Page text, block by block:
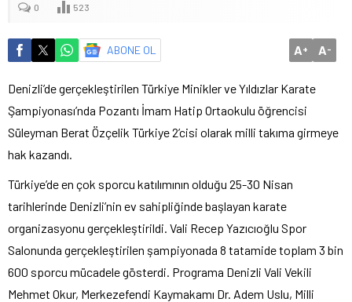
0 523
ABONE OL A+ A-
Denizli’de gerçekleştirilen Türkiye Minikler ve Yıldızlar Karate
Şampiyonası’nda Pozantı İmam Hatip Ortaokulu öğrencisi
Süleyman Berat Özçelik Türkiye 2’cisi olarak milli takıma girmeye
hak kazandı.
Türkiye’de en çok sporcu katılımının olduğu 25-30 Nisan
tarihlerinde Denizli’nin ev sahipliğinde başlayan karate
organizasyonu gerçekleştirildi. Vali Recep Yazıcıoğlu Spor
Salonunda gerçekleştirilen şampiyonada 8 tatamide toplam 3 bin
600 sporcu mücadele gösterdi. Programa Denizli Vali Vekili
Mehmet Okur, Merkezefendi Kaymakamı Dr. Adem Uslu, Milli